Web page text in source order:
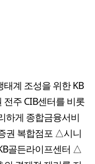
계 조성을 위한 KB
주 CIB센터를 비롯
하게 종합금융서비
권 복합점포 △시니
골든라이프센터 △